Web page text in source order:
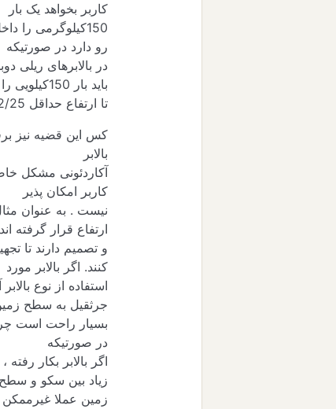
کاربر بخواهد یک بار
150کیلوگرمی را
رو دارد در صورتیکه
در بالابرهای ریلی
باید بار 150کیلویی را
تا ارتفاع حداقل
/25
کس این قضیه نیز
بالابر
آکاردئونی مشکل
کاربر امکان پذیر
نیست . به عنوان
ارتفاع قرار گرفته اند
و تصمیم دارند تا
کنند. اگر بالابر مورد
استفاده از نوع
جرثقیل به سطح
بسیار راحت است
در صورتیکه
اگر بالابر بکار
زیاد بین سکو و سطح
زمین عملا